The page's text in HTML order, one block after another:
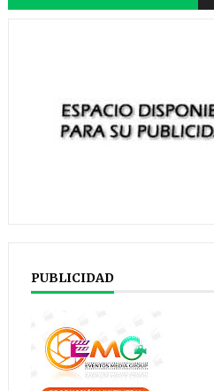
PUBLICIDAD